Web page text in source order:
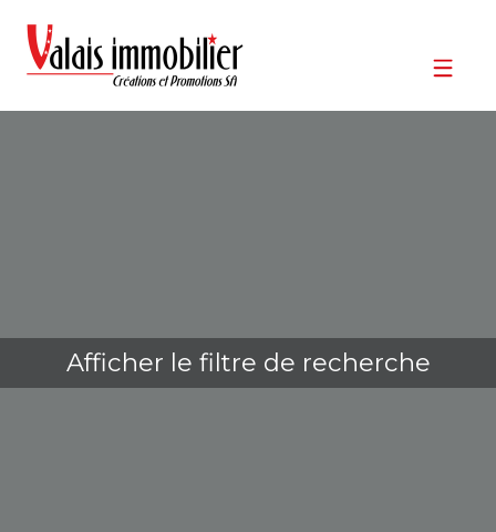
Afficher le filtre de recherche